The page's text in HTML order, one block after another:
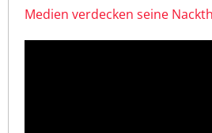
Medien verdecken seine